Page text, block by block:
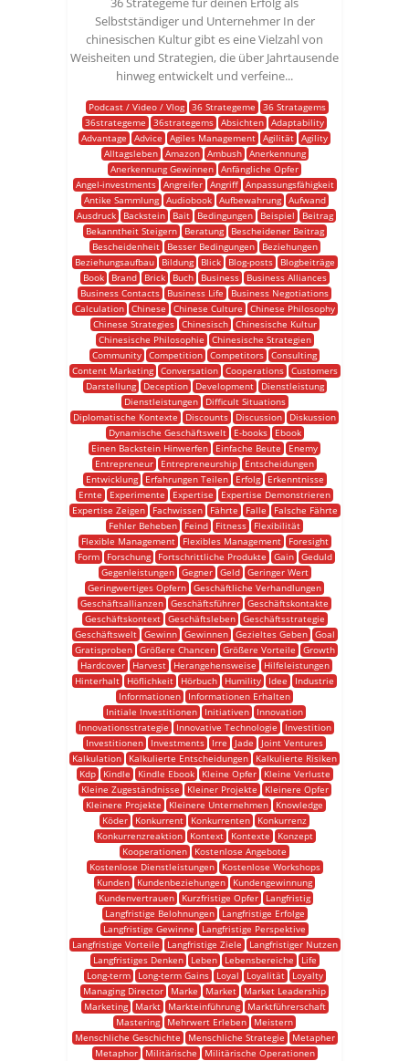
Selbstständiger und Unternehmer In der
chinesischen Kultur gibt es eine Vielzahl von
Weisheiten und Strategien, die über Jahrtausende
hinweg entwickelt und verfeine...
Podcast / Video / Vlog 36 Strategeme
36 Stratagems
36strategeme
36strategems Absichten Adaptability
Advantage
Advice Agiles Management Agilität Agility
Alltagsleben
Amazon Ambush
Anerkennung
Anerkennung Gewinnen Anfängliche Opfer
Angel-investments
Angreifer Angriff
Anpassungsfähigkeit
Antike Sammlung
Audiobook Aufbewahrung
Aufwand
Ausdruck
Backstein Bait Bedingungen Beispiel
Beitrag
Bekanntheit Steigern
Beratung
Bescheidener Beitrag
Bescheidenheit
Besser Bedingungen
Beziehungen
Beziehungsaufbau
Bildung Blick Blog-posts
Blogbeiträge
Book
Brand Brick Buch Business
Business Alliances
Business Contacts
Business Life
Business Negotiations
Calculation
Chinese Chinese Culture
Chinese Philosophy
Chinese Strategies
Chinesisch
Chinesische Kultur
Chinesische Philosophie
Chinesische Strategien
Community Competition Competitors Consulting
Content Marketing
Conversation Cooperations
Customers
Darstellung
Deception Development
Dienstleistung
Dienstleistungen
Difficult Situations
Diplomatische Kontexte
Discounts Discussion
Diskussion
Dynamische Geschäftswelt
E-books
Ebook
Einen Backstein Hinwerfen
Einfache Beute
Enemy
Entrepreneur
Entrepreneurship
Entscheidungen
Entwicklung
Erfahrungen Teilen Erfolg
Erkenntnisse
Ernte
Experimente Expertise
Expertise Demonstrieren
Expertise Zeigen
Fachwissen Fährte Falle
Falsche Fährte
Fehler Beheben
Feind Fitness
Flexibilität
Flexible Management
Flexibles Management
Foresight
Form
Forschung Fortschrittliche Produkte Gain
Geduld
Gegenleistungen
Gegner Geld
Geringer Wert
Geringwertiges Opfern Geschäftliche Verhandlungen
Geschäftsallianzen Geschäftsführer Geschäftskontakte
Geschäftskontext
Geschäftsleben
Geschäftsstrategie
Geschäftswelt
Gewinn Gewinnen Gezieltes Geben
Goal
Gratisproben
Größere Chancen Größere Vorteile
Growth
Hardcover
Harvest Herangehensweise
Hilfeleistungen
Hinterhalt
Höflichkeit Hörbuch Humility Idee
Industrie
Informationen
Informationen Erhalten
Initiale Investitionen
Initiativen
Innovation
Innovationsstrategie
Innovative Technologie
Investition
Investitionen
Investments Irre Jade
Joint Ventures
Kalkulation
Kalkulierte Entscheidungen
Kalkulierte Risiken
Kdp
Kindle Kindle Ebook Kleine Opfer
Kleine Verluste
Kleine Zugeständnisse
Kleiner Projekte
Kleinere Opfer
Kleinere Projekte
Kleinere Unternehmen
Knowledge
Köder
Konkurrent Konkurrenten
Konkurrenz
Konkurrenzreaktion
Kontext Kontexte
Konzept
Kooperationen
Kostenlose Angebote
Kostenlose Dienstleistungen
Kostenlose Workshops
Kunden
Kundenbeziehungen
Kundengewinnung
Kundenvertrauen
Kurzfristige Opfer
Langfristig
Langfristige Belohnungen
Langfristige Erfolge
Langfristige Gewinne
Langfristige Perspektive
Langfristige Vorteile
Langfristige Ziele
Langfristiger Nutzen
Langfristiges Denken
Leben Lebensbereiche
Life
Long-term
Long-term Gains Loyal Loyalität
Loyalty
Managing Director
Marke Market
Market Leadership
Marketing
Markt Markteinführung
Marktführerschaft
Mastering
Mehrwert Erleben
Meistern
Menschliche Geschichte
Menschliche Strategie
Metapher
Metaphor
Militärische
Militärische Operationen